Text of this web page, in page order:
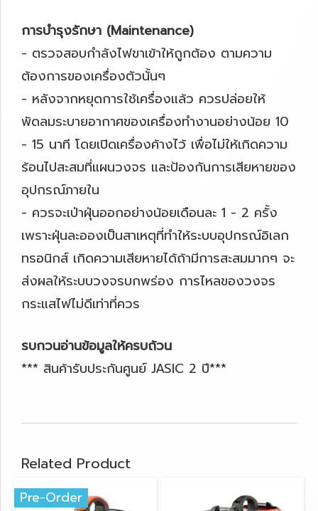
การบำรุงรักษา (Maintenance)
- ตรวจสอบกำลังไฟขาเข้าให้ถูกต้อง ตามความ
ต้องการของเครื่องตัวนั้นๆ
- หลังจากหยุดการใช้เครื่องแล้ว ควรปล่อยให้
พัดลมระบายอากาศของเครื่องทำงานอย่างน้อย 10
- 15 นาที โดยเปิดเครื่องค้างไว้ เพื่อไม่ให้เกิดความ
ร้อนไปสะสมที่แผนวงจร และป้องกันการเสียหายของ
อุปกรณ์ภายใน
- ควรจะเป่าฝุ่นออกอย่างน้อยเดือนละ 1 - 2 ครั้ง
เพราะฝุ่นละอองเป็นสาเหตุที่ทำให้ระบบอุปกรณ์อิเลก
ทรอนิกส์ เกิดความเสียหายได้ถ้ามีการสะสมมากๆ จะ
ส่งผลให้ระบบวงจรบกพร่อง การไหลของวงจร
กระแสไฟไม่ดีเท่าที่ควร
รบกวนอ่านข้อมูลให้ครบถ้วน
*** สินค้ารับประกันศูนย์ JASIC 2 ปี***
Related Product
Pre-Order